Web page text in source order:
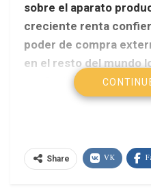
sobre el aparato
creciente renta
poder de compra
en el resto del mundo
produciendo
Share VK